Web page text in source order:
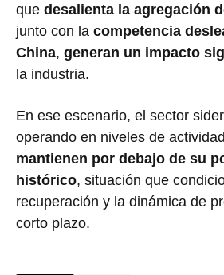
que desalienta la agregación
junto con la competencia
China, generan un impacto
la industria.
En ese escenario, el sector
operando en niveles de
mantienen por debajo de su
histórico, situación que
recuperación y la dinámica de
corto plazo.